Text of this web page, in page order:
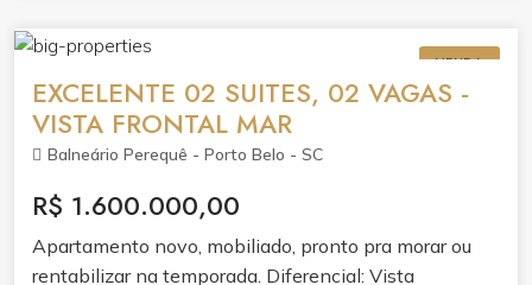
VENDA
EXCELENTE 02 SUITES, 02 VAGAS -
VISTA FRONTAL MAR
Balneário Perequê - Porto Belo - SC
R$ 1.600.000,00
Apartamento novo, mobiliado, pronto pra morar ou
rentabilizar na temporada. Diferencial: Vista